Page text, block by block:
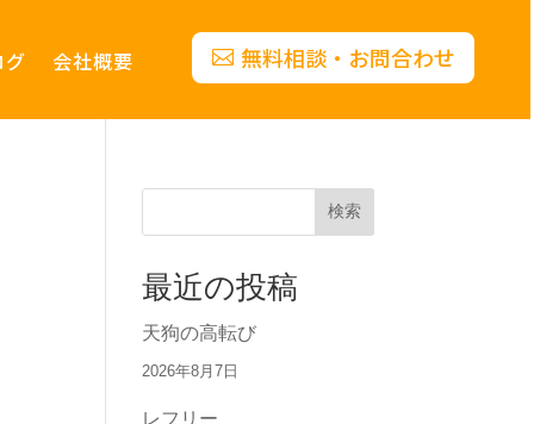
グ 会社概要 無料相談・お問合わせ
検索
最近の投稿
天狗の高転び
2026年8月7日
レフリー